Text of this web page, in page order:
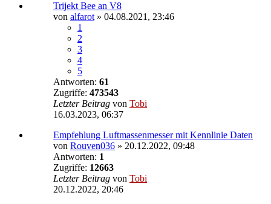
Trijekt Bee an V8
von alfarot » 04.08.2021, 23:46
1
2
3
4
5
Antworten: 61
Zugriffe: 473543
Letzter Beitrag von Tobi
16.03.2023, 06:37
Empfehlung Luftmassenmesser mit Kennlinie Daten
von Rouven036 » 20.12.2022, 09:48
Antworten: 1
Zugriffe: 12663
Letzter Beitrag von Tobi
20.12.2022, 20:46